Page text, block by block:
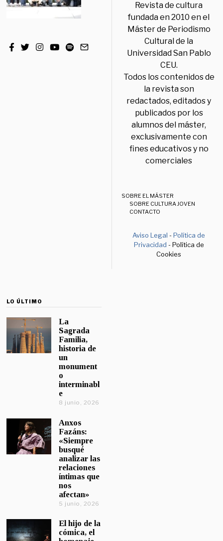
Revista de cultura
fundada en 2010 en el
Máster de Periodismo
Cultural de la
Universidad San Pablo
CEU.
Todos los contenidos de
la revista son
redactados, editados y
publicados por los
alumnos del máster,
exclusivamente con
fines educativos y no
comerciales
SOBRE EL MÁSTER
SOBRE CULTURA JOVEN
CONTACTO
Aviso Legal -Política de
Privacidad - Política de
Cookies
LO ÚLTIMO
La
Sagrada
Familia,
historia de
un
monument
o
interminabl
e
8 junio, 2026
Anxos
Fazáns:
«Siempre
busqué
analizar las
relaciones
íntimas que
nos
afectan»
5 junio, 2026
El hijo de la
cómica, el